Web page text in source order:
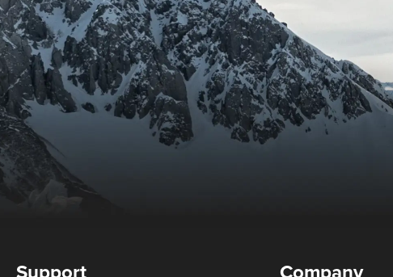
Support Company